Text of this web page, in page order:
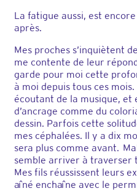
La fatigue aussi, est
après.
Mes proches s’inquiètent
me contente de leur
garde pour moi cette
à moi depuis tous ces
écoutant de la musique, et
d’ancrage comme du
dessin. Parfois cette
mes céphalées. Il y a dix
sera plus comme avant.
semble arriver à traverser
Mes fils réussissent leurs
aîné enchaîne avec le